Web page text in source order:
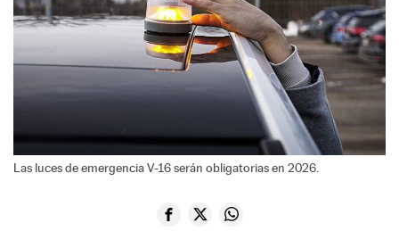
Las luces de emergencia V-16 serán obligatorias en 2026.